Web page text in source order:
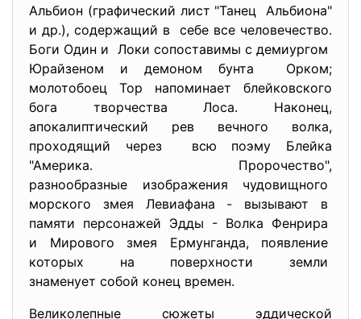
Альбион (графический лист "Танец Альбиона"
и др.), содержащий в себе все человечество.
Боги Один и Локи сопоставимы с демиургом
Юрайзеном и демоном бунта Орком;
молотобоец Тор напоминает блейковского
бога творчества Лоса. Наконец,
апокалиптический рев вечного волка,
проходящий через всю поэму Блейка
"Америка. Пророчество",
разнообразные изображения чудовищного
морского змея Левиафана - вызывают в
памяти персонажей Эдды - Волка Фенрира
и Мирового змея Ермунганда, появление
которых на поверхности земли
знаменует собой конец времен.
Великолепные сюжеты эддической